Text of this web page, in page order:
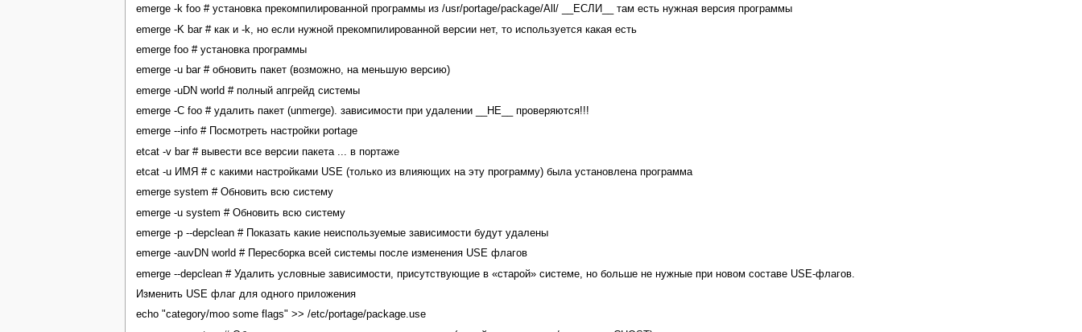
emerge -k foo # установка прекомпилированной программы из /usr/portage/package/All/ __ЕСЛИ__ там есть нужная версия программы
emerge -K bar # как и -k, но если нужной прекомпилированной версии нет, то используется какая есть
emerge foo # установка программы
emerge -u bar # обновить пакет (возможно, на меньшую версию)
emerge -uDN world # полный апгрейд системы
emerge -C foo # удалить пакет (unmerge). зависимости при удалении __НЕ__ проверяются!!!
emerge --info # Посмотреть настройки portage
etcat -v bar # вывести все версии пакета ... в портаже
etcat -u ИМЯ # с какими настройками USE (только из влияющих на эту программу) была установлена программа
emerge system # Обновить всю систему
emerge -u system # Обновить всю систему
emerge -p --depclean # Показать какие неиспользуемые зависимости будут удалены
emerge -auvDN world # Пересборка всей системы после изменения USE флагов
emerge --depclean # Удалить условные зависимости, присутствующие в «старой» системе, но больше не нужные при новом составе USE-флагов.
Изменить USE флаг для одного приложения
echo "category/moo some flags" >> /etc/portage/package.use